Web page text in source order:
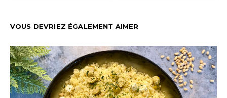
VOUS DEVRIEZ ÉGALEMENT AIMER